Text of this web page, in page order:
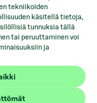
tekniikoiden
käsitellä tietoja,
tunnuksia tällä
tai peruuttaminen voi
ja
00160, Helsinki